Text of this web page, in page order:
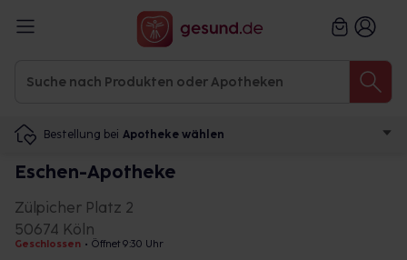
Bestellung bei Apotheke wählen
Eschen-Apotheke
Zülpicher Platz 2
50674 Köln
Geschlossen • Öffnet 9:30 Uhr